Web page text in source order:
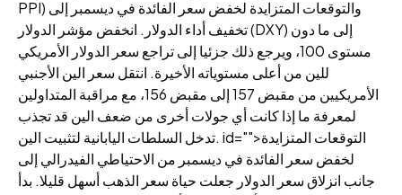
PPI) والتوقعات المتزايدة لخفض سعر الفائدة في ديسمبر إلى
تخفيف أداء الدولار. انخفض مؤشر الدولار (DXY) إلى ما دون
مستوى 100، ويرجع ذلك جزئيا إلى تراجع سعر الدولار الأمريكي
للين من أعلى مستوياته الأخيرة. انتقل سعر الين الأجنبي
الأمريكيين من مقبض 157 إلى مقبض 156، مع مراقبة المتداولين
لمعرفة ما إذا كانت أي جولات أخرى من ضعف الين قد تجذب
تدخل السلطات اليابانية لتثبيت الين. id="">التوقعات المتزايدة
لخفض سعر الفائدة في ديسمبر من الاحتياطي الفيدرالي إلى
جانب انزلاق سعر الدولار جعلت حياة سعر الذهب أسهل قليلا. بدأ